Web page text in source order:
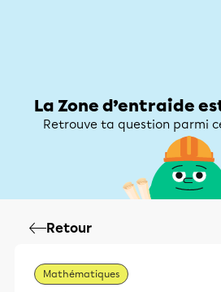
La Zone d’entraide
Retrouve ta question parmi
Retour
Mathématiques